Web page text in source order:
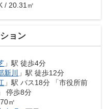
/ 20.31㎡
ョン
」駅 徒歩4分
新川
」駅 徒歩12分
」駅 バス18分 「市役所前
停歩8分
㎡